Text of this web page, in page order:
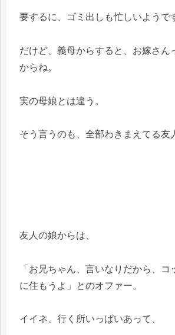
要するに、ゴミ出しも忙しいようで
だけど、義母からすると、お嫁さん
からね。
実の母娘とは違う。
そう言うのも、全部わきまえてる友
友人の娘からは、
「お兄ちゃん、言いなりだから、コ
に住もうよ」とのオファー。
イイネ、行く所いっぱいあって、